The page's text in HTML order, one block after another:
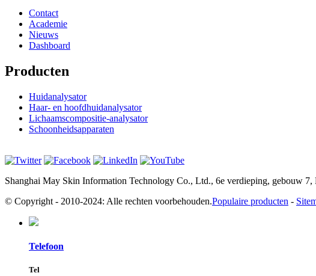
Contact
Academie
Nieuws
Dashboard
Producten
Huidanalysator
Haar- en hoofdhuidanalysator
Lichaamscompositie-analysator
Schoonheidsapparaten
Shanghai May Skin Information Technology Co., Ltd., 6e verdieping, gebouw
© Copyright - 2010-2024: Alle rechten voorbehouden.Populaire producten -
Telefoon
Tel